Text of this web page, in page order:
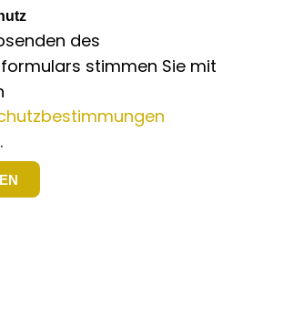
des
stimmen Sie mit